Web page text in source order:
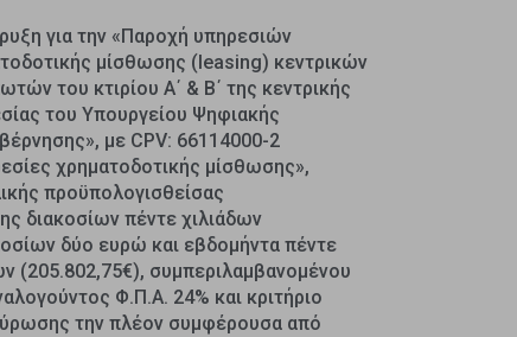
για την «Παροχή υπηρεσιών
μίσθωσης (leasing) κεντρικών
του κτιρίου Α΄ & Β΄ της κεντρικής
του Υπουργείου Ψηφιακής
με CPV: 66114000-2
χρηματοδοτικής μίσθωσης»,
προϋπολογισθείσας
διακοσίων πέντε χιλιάδων
δύο ευρώ και εβδομήντα πέντε
(205.802,75€), συμπεριλαμβανομένου
Φ.Π.Α. 24% και κριτήριο
την πλέον συμφέρουσα από